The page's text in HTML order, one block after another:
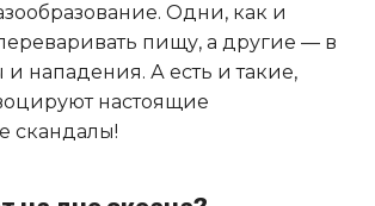
Одни, как и
пищу, а другие — в
и нападения. А есть и такие,
настоящие
скандалы!